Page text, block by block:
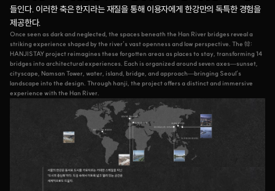
들인다. 이러한 축은 한지라는 재질을 통해 이용자에게 한강만의 독특한 경험을
제공한다.
Once seen as dark and neglected, the spaces beneath the Han River bridges reveal a
striking experience shaped by the river’s vast openness and low perspective. The 韓:
HANJISTAY project reimagines these forgotten areas as places to stay, transforming 14
bridges into architectural experiences. Each is organized around seven axes—sunset,
cityscape, Namsan Tower, water, island, bridge, and approach—bringing Seoul’s
landscape into the design. Through hanji, the project offers a distinct and immersive
experience with the Han River.